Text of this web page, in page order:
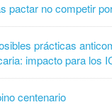
pactar no competir
prácticas
impacto para los
centenario